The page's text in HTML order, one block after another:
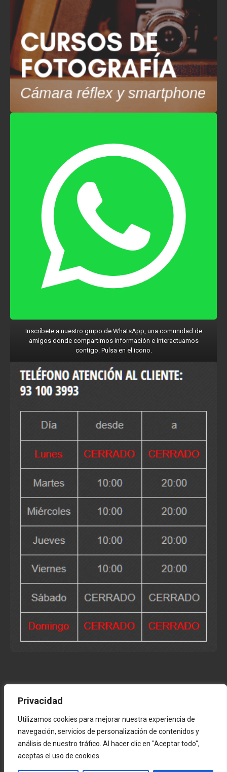
Privacidad
Utilizamos cookies para mejorar nuestra experiencia de
navegación, servicios de personalización de contenidos y
análisis de nuestro tráfico. Al hacer clic en "Aceptar todo",
aceptas el uso de cookies.
Inscríbete a nuestro grupo de WhatsApp, una comunidad de
amigos donde compartimos información e interactuamos
contigo. Pulsa en el icono.
WHATSAPP: 93 100 39 93 © 2026 PLANETA INSÓLITO S.L.